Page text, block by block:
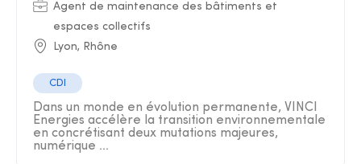
Agent de maintenance des bâtiments et
espaces collectifs
Lyon, Rhône
CDI
Dans un monde en évolution permanente, VINCI
Energies accélère la transition environnementale
en concrétisant deux mutations majeures,
numérique ...